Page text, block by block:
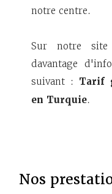
notre centre.
Sur notre site
davantage
suivant : Tarif
en Turquie.
Nos